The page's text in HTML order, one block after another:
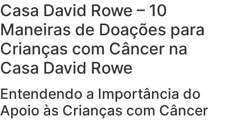
Casa David Rowe – 10
Maneiras de Doações para
Crianças com Câncer na
Casa David Rowe
Entendendo a Importância do
Apoio às Crianças com Câncer